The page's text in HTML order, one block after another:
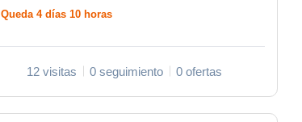
Queda 4 días 10 horas
12 visitas 0 seguimiento 0 ofertas